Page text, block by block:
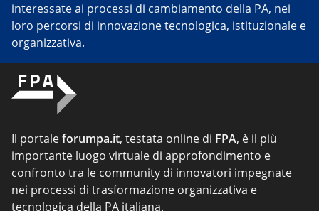
interessate ai processi di cambiamento della PA, nei
loro percorsi di innovazione tecnologica, istituzionale e
organizzativa.
Il portaleforumpa.it, testata online di FPA, è il più
importante luogo virtuale di approfondimento e
confronto tra le community di innovatori impegnate
nei processi di trasformazione organizzativa e
tecnologica della PA italiana.